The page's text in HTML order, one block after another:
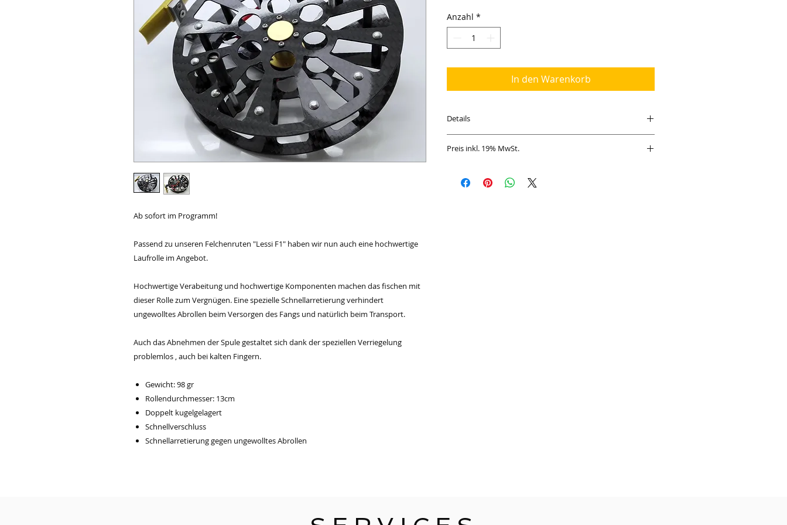
Ab sofort im Programm!
Passend zu unseren Felchenruten "Lessi F1" haben wir nun auch eine hochwertige
Laufrolle im Angebot.
Hochwertige Verabeitung und hochwertige Komponenten machen das fischen mit
dieser Rolle zum Vergnügen. Eine spezielle Schnellarretierung verhindert
ungewolltes Abrollen beim Versorgen des Fangs und natürlich beim Transport.
Auch das Abnehmen der Spule gestaltet sich dank der speziellen Verriegelung
problemlos , auch bei kalten Fingern.
Gewicht: 98 gr
Rollendurchmesser: 13cm
Doppelt kugelgelagert
Schnellverschluss
Schnellarretierung gegen ungewolltes Abrollen
Anzahl *
In den Warenkorb
Details
Rollendurchmesser: 13cm
Schnellverschluss
Schnellverriegelung gegen ungewolltes Abrollen
Preis inkl. 19% MwSt.